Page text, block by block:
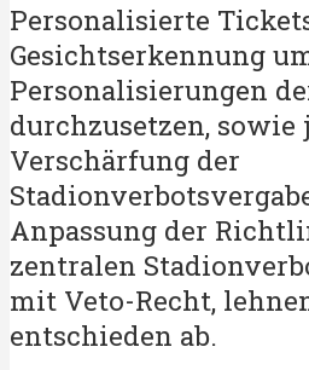
Personalisierte
Gesichtserkennung
Personalisierungen
durchzusetzen, sowie
Verschärfung der
Anpassung der
zentralen
mit Veto-Recht,
entschieden ab.